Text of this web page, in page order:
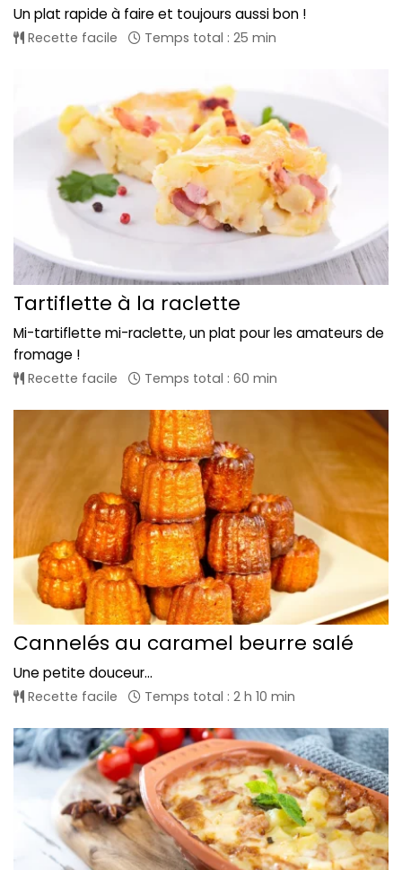
Un plat rapide à faire et toujours aussi bon !
Recette facile Temps total : 25 min
Tartiflette à la raclette
Mi-tartiflette mi-raclette, un plat pour les amateurs de
fromage !
Recette facile Temps total : 60 min
Cannelés au caramel beurre salé
Une petite douceur...
Recette facile Temps total : 2 h 10 min